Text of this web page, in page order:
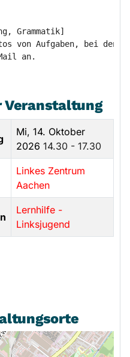
Grammatik]
von Aufgaben, bei
an.
Veranstaltung
Mi, 14. Oktober
2026 14.30 - 17.30
Linkes Zentrum
Aachen
Lernhilfe -
Linksjugend